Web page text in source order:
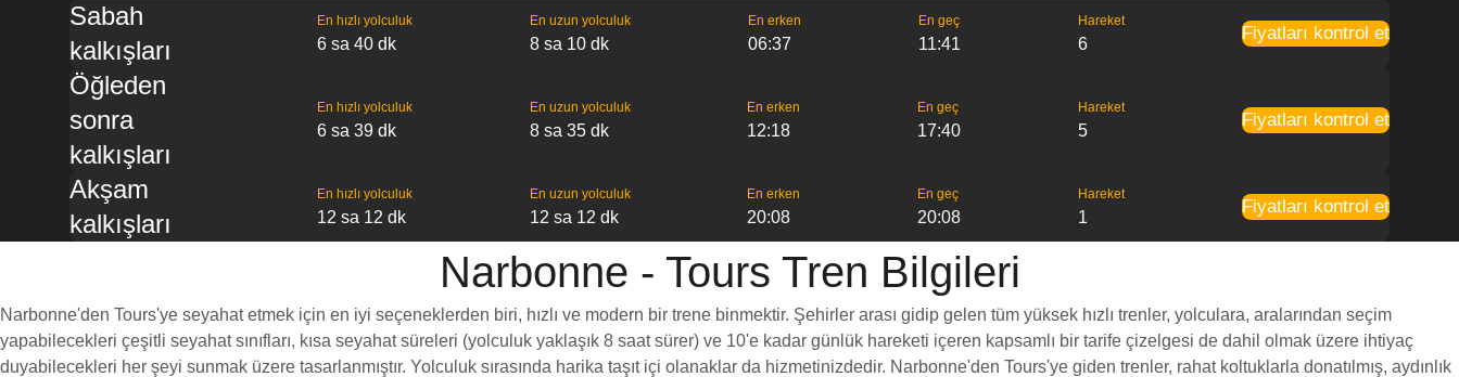
Sabah
kalkışları
En hızlı yolculuk
6 sa 40 dk
En uzun yolculuk
8 sa 10 dk
En erken
06:37
En geç
11:41
Hareket
6
Fiyatları kontrol et
Öğleden
sonra
kalkışları
En hızlı yolculuk
6 sa 39 dk
En uzun yolculuk
8 sa 35 dk
En erken
12:18
En geç
17:40
Hareket
5
Fiyatları kontrol et
Akşam
kalkışları
En hızlı yolculuk
12 sa 12 dk
En uzun yolculuk
12 sa 12 dk
En erken
20:08
En geç
20:08
Hareket
1
Fiyatları kontrol et
Narbonne - Tours Tren Bilgileri
Narbonne'den Tours'ye seyahat etmek için en iyi seçeneklerden biri, hızlı ve modern bir trene binmektir. Şehirler arası gidip gelen tüm yüksek hızlı trenler, yolculara, aralarından seçim
yapabilecekleri çeşitli seyahat sınıfları, kısa seyahat süreleri (yolculuk yaklaşık 8 saat sürer) ve 10'e kadar günlük hareketi içeren kapsamlı bir tarife çizelgesi de dahil olmak üzere ihtiyaç
duyabilecekleri her şeyi sunmak üzere tasarlanmıştır. Yolculuk sırasında harika taşıt içi olanaklar da hizmetinizdedir. Narbonne'den Tours'ye giden trenler, rahat koltuklarla donatılmış, aydınlık